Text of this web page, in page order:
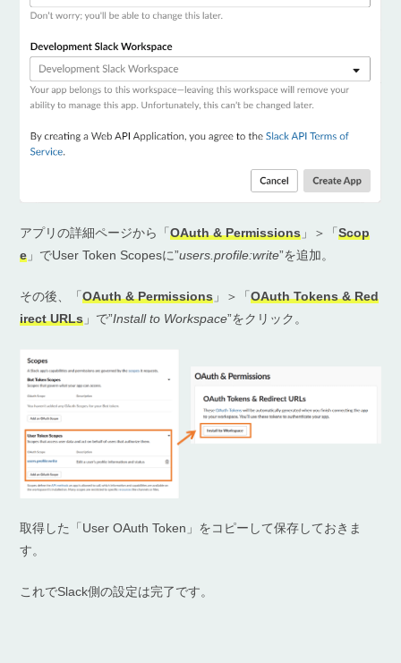
アプリの詳細ページから「OAuth & Permissions 」＞「Scop
e 」でUser Token Scopesに”users.profile:write”を追加。
その後、「OAuth & Permissions 」＞「OAuth Tokens & Red
irect URLs 」で”Install to Workspace”をクリック。
取得した「User OAuth Token」をコピーして保存しておきま
す。
これでSlack側の設定は完了です。